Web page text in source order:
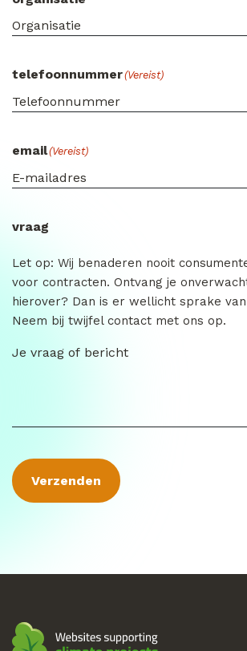
telefoonnummer(Vereist)
email(Vereist)
vraag
Let op: Wij benaderen nooit
voor contracten. Ontvang je
hierover? Dan is er wellicht sprake
Neem bij twijfel contact met ons op.